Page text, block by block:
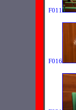
F011
F016